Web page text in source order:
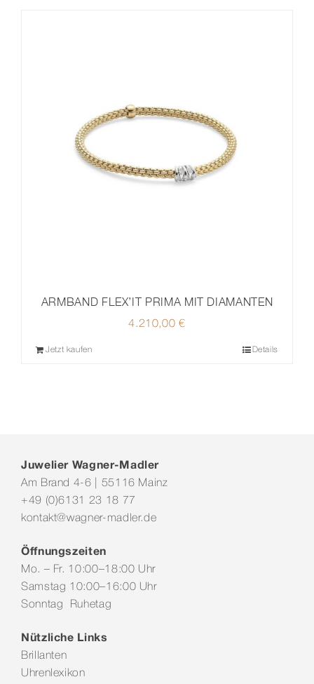
ARMBAND FLEX’IT PRIMA MIT DIAMANTEN
4.210,00€
Jetzt kaufen Details
Juwelier Wagner-Madler
Am Brand 4-6 | 55116 Mainz
+49 (0)6131 23 18 77
kontakt@wagner-madler.de
Öffnungszeiten
Mo. – Fr. 10:00–18:00 Uhr
Samstag 10:00–16:00 Uhr
Sonntag Ruhetag
Nützliche Links
Brillanten
Uhrenlexikon